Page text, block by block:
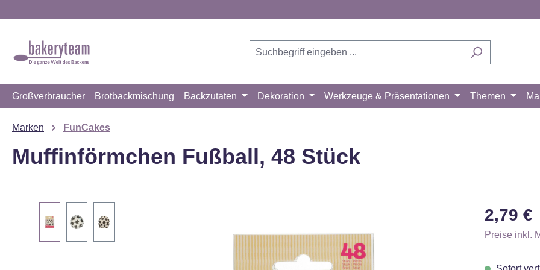
Großverbraucher Brotbackmischung Backzutaten Dekoration Werkzeuge & Präsentationen Themen
Marken FunCakes
Muffinförmchen Fußball, 48 Stück
Regulärer
2,79 €
Preise inkl.